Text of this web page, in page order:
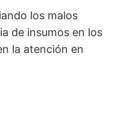
los malos
de insumos en los
la atención en